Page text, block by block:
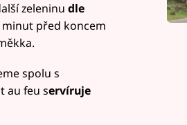
zeleninu dle
před koncem
spolu s
au feu servíruje